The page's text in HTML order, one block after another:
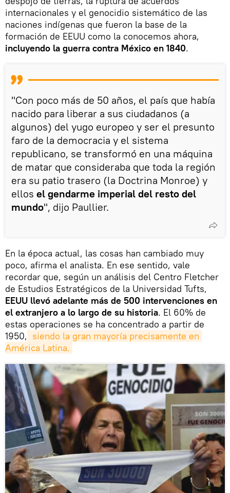
internacionales y el genocidio sistemático de las
naciones indígenas que fueron la base de la
formación de EEUU como la conocemos ahora,
incluyendo la guerra contra México en 1840.
"Con poco más de 50 años, el país que había
nacido para liberar a sus ciudadanos (a
algunos) del yugo europeo y ser el presunto
faro de la democracia y el sistema
republicano, se transformó en una máquina
de matar que consideraba que toda la región
era su patio trasero (la Doctrina Monroe) y
ellos el gendarme imperial del resto del
mundo", dijo Paullier.
En la época actual, las cosas han cambiado muy
poco, afirma el analista. En ese sentido, vale
recordar que, según un análisis del Centro Fletcher
de Estudios Estratégicos de la Universidad Tufts,
EEUU llevó adelante más de 500 intervenciones en
el extranjero a lo largo de su historia. El 60% de
estas operaciones se ha concentrado a partir de
1950, siendo la gran mayoría precisamente en
América Latina.